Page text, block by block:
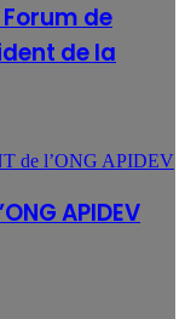
de
de la
APIDEV